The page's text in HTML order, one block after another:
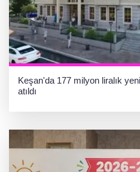
Keşan'da 177 milyon liralık
atıldı